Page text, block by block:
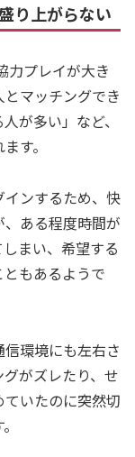
り上がらない
力プレイが大き
マッチングでき
が多い」など、
す。
ンするため、快
ある程度時間が
まい、希望する
もあるようで
環境にも左右さ
がズレたり、せ
いたのに突然切